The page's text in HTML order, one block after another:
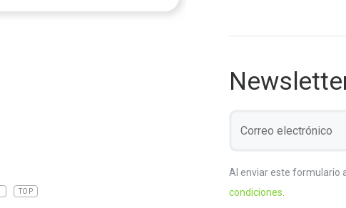
TOP
Al enviar este formulario
condiciones